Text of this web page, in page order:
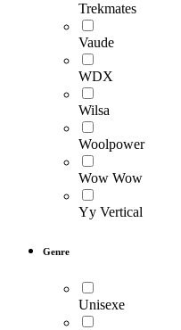
Trekmates
Vaude
WDX
Wilsa
Woolpower
Wow Wow
Yy Vertical
Genre
Unisexe